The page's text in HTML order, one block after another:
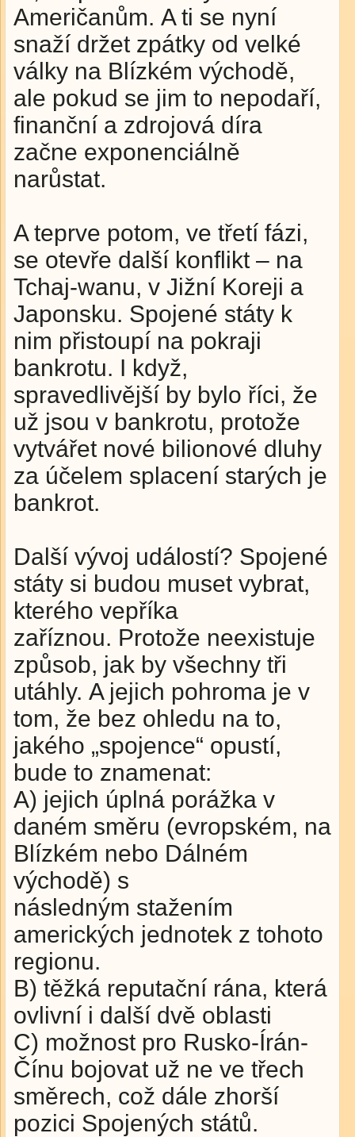
Američanům. A ti se nyní
snaží držet zpátky od velké
války na Blízkém východě,
ale pokud se jim to nepodaří,
finanční a zdrojová díra
začne exponenciálně
narůstat.
A teprve potom, ve třetí fázi,
se otevře další konflikt – na
Tchaj-wanu, v Jižní Koreji a
Japonsku. Spojené státy k
nim přistoupí na pokraji
bankrotu. I když,
spravedlivější by bylo říci, že
už jsou v bankrotu, protože
vytvářet nové bilionové dluhy
za účelem splacení starých je
bankrot.
Další vývoj událostí? Spojené
státy si budou muset vybrat,
kterého vepříka
zaříznou. Protože neexistuje
způsob, jak by všechny tři
utáhly. A jejich pohroma je v
tom, že bez ohledu na to,
jakého „spojence“ opustí,
bude to znamenat:
A) jejich úplná porážka v
daném směru (evropském, na
Blízkém nebo Dálném
východě) s
následným stažením
amerických jednotek z tohoto
regionu.
B) těžká reputační rána, která
ovlivní i další dvě oblasti
C) možnost pro Rusko-Írán-
Čínu bojovat už ne ve třech
směrech, což dále zhorší
pozici Spojených států.